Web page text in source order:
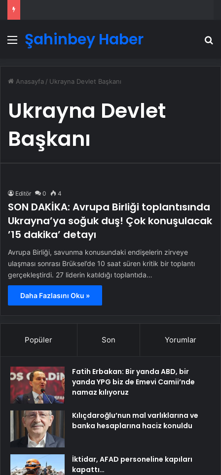
Menü
Şahinbey Haber
Anasayfa / Ukrayna Devlet Başkanı
Ukrayna Devlet
Başkanı
Editör 0 4
SON DAKİKA: Avrupa Birliği toplantısında
Ukrayna’ya soğuk duş! Çok konuşulacak
’15 dakika’ detayı
Avrupa Birliği, savunma konusundaki endişelerin zirveye
ulaşması sonrası Brüksel’de 10 saat süren kritik bir toplantı
gerçekleştirdi. 27 liderin katıldığı toplantıda…
Daha Fazlasını Oku »
Popüler Son Yorumlar
Fatih Erbakan: Bir yanda ABD, bir
yanda YPG biz de Emevi Camii’nde
namaz kılıyoruz
Kılıçdaroğlu’nun mal varlıklarına ve
banka hesaplarına haciz konuldu
İktidar, AFAD personeline kapıları
kapattı…